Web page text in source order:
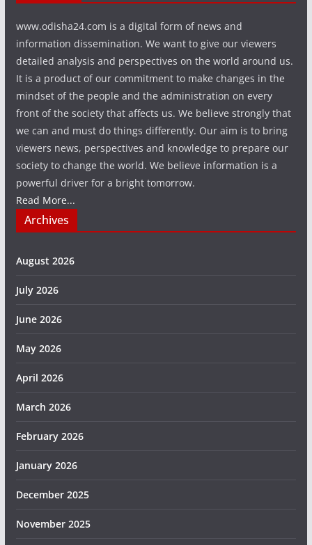
www.odisha24.com is a digital form of news and
information dissemination. We want to give our viewers
detailed analysis and perspectives on the world around us.
It is a product of our commitment to make changes in the
mindset of the people and the administration on every
front of the society that affects us. We believe strongly that
we can and must do things differently. Our aim is to bring
viewers news, perspectives and knowledge to prepare our
society to change the world. We believe information is a
powerful driver for a bright tomorrow.
Read More...
Archives
August 2026
July 2026
June 2026
May 2026
April 2026
March 2026
February 2026
January 2026
December 2025
November 2025